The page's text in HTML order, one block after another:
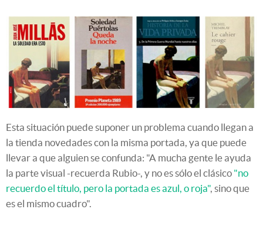
Esta situación puede suponer un problema cuando llegan a
la tienda novedades con la misma portada, ya que puede
llevar a que alguien se confunda: "A mucha gente le ayuda
la parte visual -recuerda Rubio-, y no es sólo el clásico "no
recuerdo el título, pero la portada es azul, o roja", sino que
es el mismo cuadro".